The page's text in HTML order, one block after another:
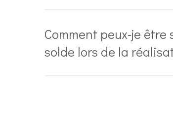
Comment peux-je être
solde lors de la